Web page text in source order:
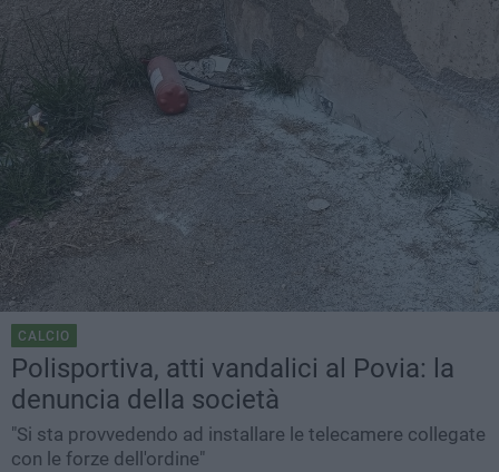
CALCIO
Polisportiva, atti vandalici al Povia: la
denuncia della società
"Si sta provvedendo ad installare le telecamere collegate
con le forze dell'ordine"